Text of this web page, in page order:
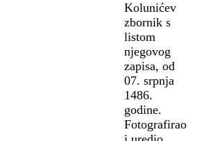
Kolunićev
zbornik s
listom
njegovog
zapisa, od
07. srpnja
1486.
godine.
Fotografirao